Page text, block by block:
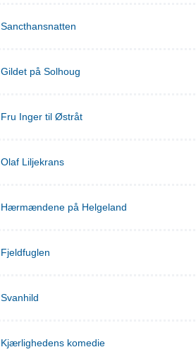
Sancthansnatten
Gildet på Solhoug
Fru Inger til Østråt
Olaf Liljekrans
Hærmændene på Helgeland
Fjeldfuglen
Svanhild
Kjærlighedens komedie